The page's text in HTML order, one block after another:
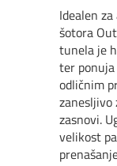
Idealen
šotora
tunela je
ter
odličnim
zasnovi.
velikost